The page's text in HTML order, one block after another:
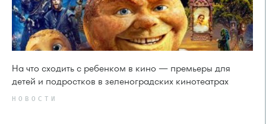
На что сходить с ребенком в кино — премьеры для
детей и подростков в зеленоградских кинотеатрах
НОВОСТИ